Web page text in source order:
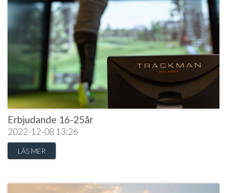
Erbjudande 16-25år
2022-12-08 13:26
LÄS MER